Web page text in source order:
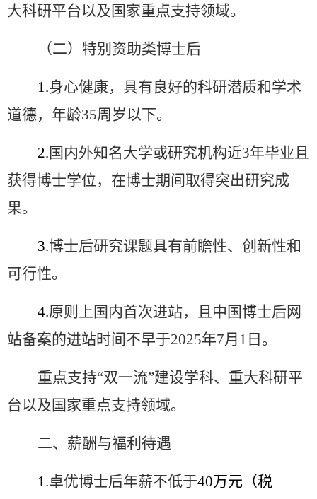
大科研平台以及国家重点支持领域。
（二）特别资助类博士后
1.身心健康，具有良好的科研潜质和学术
道德，年龄35周岁以下。
2.国内外知名大学或研究机构近3年毕业且
获得博士学位，在博士期间取得突出研究成
果。
3.博士后研究课题具有前瞻性、创新性和
可行性。
4.原则上 国内首次进站，且中国博士后网
站备案的进站时间不早于2025年7月 1 日。
重点支持“双一流”建设学科、重大科研平
台以及国家重点支持领域。
二、薪酬与福利待遇
1.卓优博士后年薪不低于40万元（税